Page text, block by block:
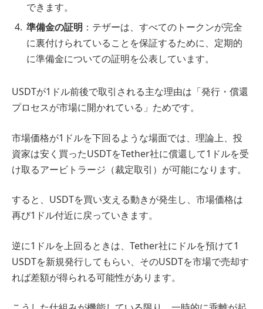
できます。
準備金の証明 ：テザーは、すべてのトークンが完全
に裏付けられていることを保証するために、定期的
に準備金についての証明を公表しています。
USDTが1ドル前後で取引される主な理由は「発行・償還
プロセスが市場に開かれている」ためです。
市場価格が1ドルを下回るような場面では、理論上、投
資家は安く買ったUSDTをTether社に償還して1ドルを受
け取るアービトラージ（裁定取引）が可能になります。
すると、USDTを買い支える動きが発生し、市場価格は
再び1ドル付近に戻っていきます。
逆に1ドルを上回るときは、Tether社にドルを預けて1
USDTを新規発行してもらい、そのUSDTを市場で売却す
れば差額が得られる可能性があります。